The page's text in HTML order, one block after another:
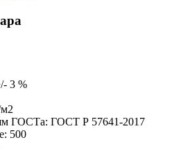
3 %
ГОСТа: ГОСТ Р 57641-2017
500